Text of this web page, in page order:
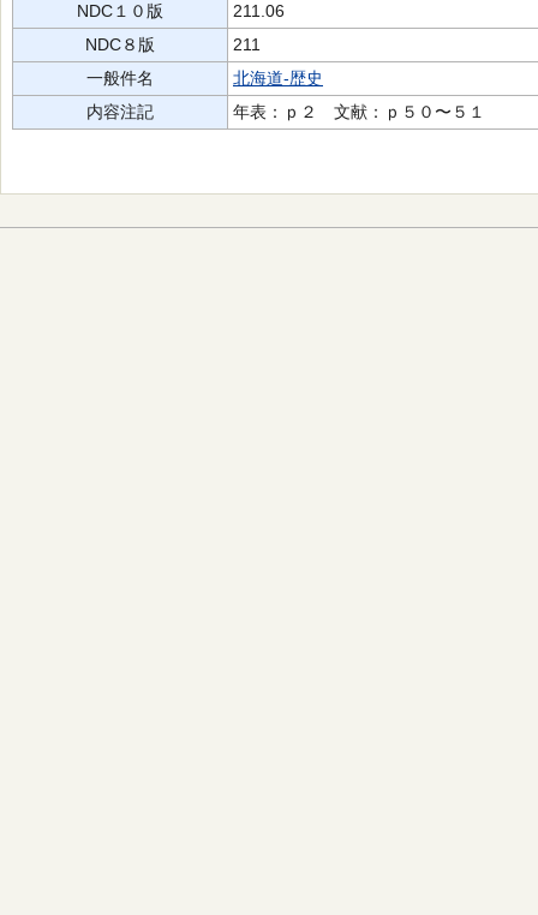
NDC１０版
211.06
NDC８版
211
一般件名
北海道-歴史
内容注記
年表：ｐ２ 文献：ｐ５０〜５１